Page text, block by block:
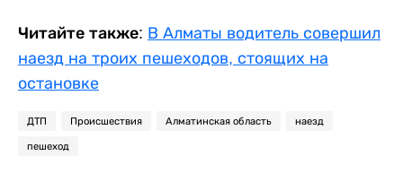
Читайте также: В Алматы водитель совершил
наезд на троих пешеходов, стоящих на
остановке
ДТП Происшествия Алматинская область наезд
пешеход